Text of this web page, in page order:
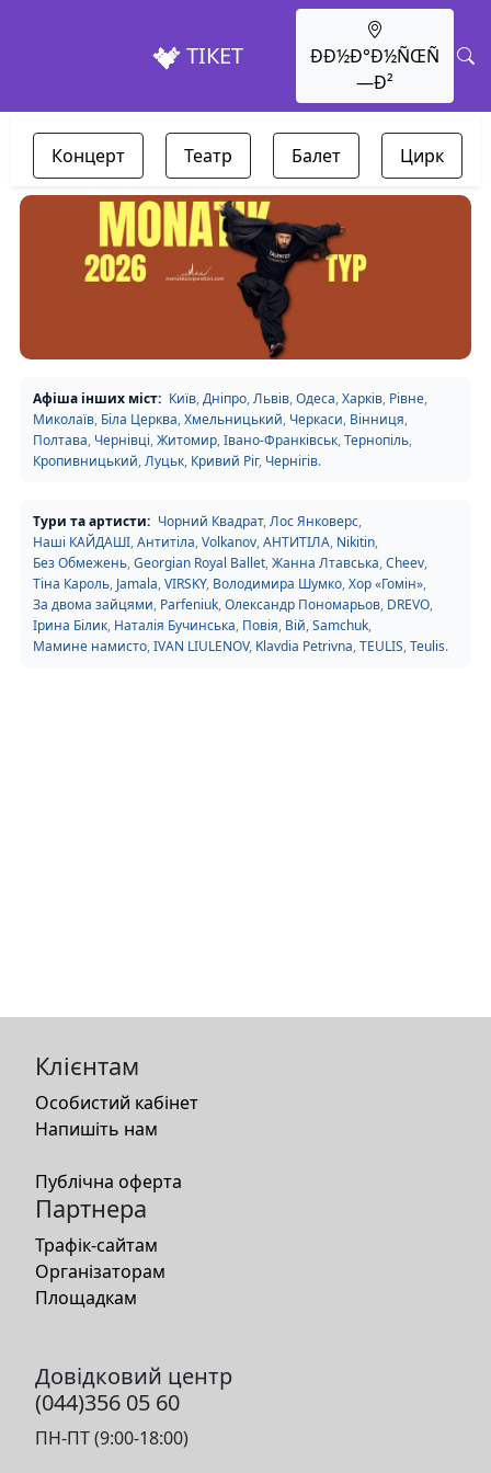
ТІКЕТ
ÐÐ½Ð°Ð½ÑŒÑ
—Ð²
Концерт Театр Балет Цирк
Афіша інших міст: Київ,Дніпро,Львів,Одеса,Харків, Рівне,
Миколаїв, Біла Церква,Хмельницький, Черкаси, Вінниця,
Полтава, Чернівці,Житомир,Івано-Франківськ,Тернопіль,
Кропивницький,Луцьк, Кривий Ріг, Чернігів.
Тури та артисти: Чорний Квадрат,Лос Янковерс,
Наші КАЙДАШІ,Антитіла,Volkanov,АНТИТІЛА, Nikitin,
Без Обмежень,Georgian Royal Ballet,Жанна Лтавська,Cheev,
Тіна Кароль, Jamala,VIRSKY, Володимира Шумко,Хор «Гомін»,
За двома зайцями, Parfeniuk,Олександр Пономарьов, DREVO,
Ірина Білик, Наталія Бучинська, Повія, Вій,Samchuk,
Мамине намисто,IVAN LIULENOV, Klavdia Petrivna,TEULIS,Teulis.
Клієнтам
Особистий кабінет
Напишіть нам
Публічна оферта
Партнера
Трафік-сайтам
Організаторам
Площадкам
Довідковий центр
(044)356 05 60
ПН-ПТ (9:00-18:00)